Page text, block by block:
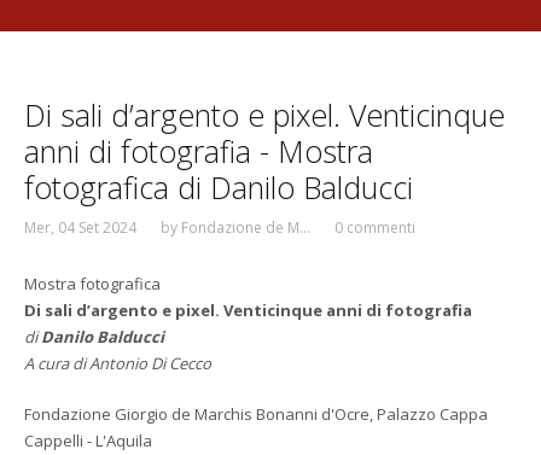
Di sali d’argento e pixel. Venticinque
anni di fotografia - Mostra
fotografica di Danilo Balducci
Mer, 04 Set 2024 by Fondazione de M... 0 commenti
Mostra fotografica
Di sali d’argento e pixel. Venticinque anni di fotografia
diDanilo Balducci
A cura di Antonio Di Cecco
Fondazione Giorgio de Marchis Bonanni d'Ocre, Palazzo Cappa
Cappelli - L'Aquila
Pagine